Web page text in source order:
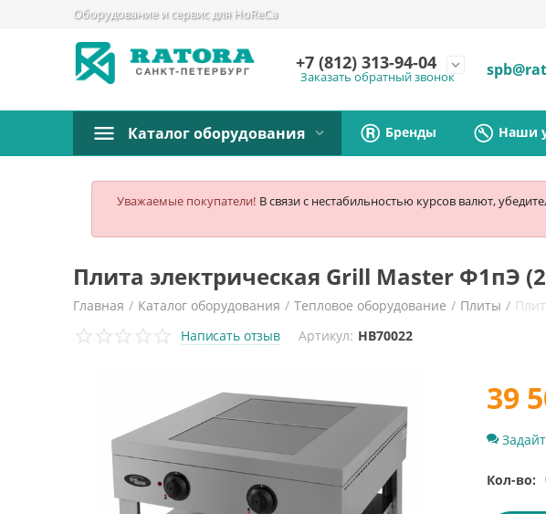
Оборудование и сервис для HoReCa
+7 (812) 313-94-04 expand_more
Заказать обратный звонок
Каталог оборудования Бренды Наши
Уважаемые покупатели! В связи с нестабильностью курсов валют,
Плита электрическая Grill Master Ф1пЭ
Главная / Каталог оборудования / Тепловое оборудование / Плиты /
Написать отзыв
Артикул: HB70022
39
Кол-во: